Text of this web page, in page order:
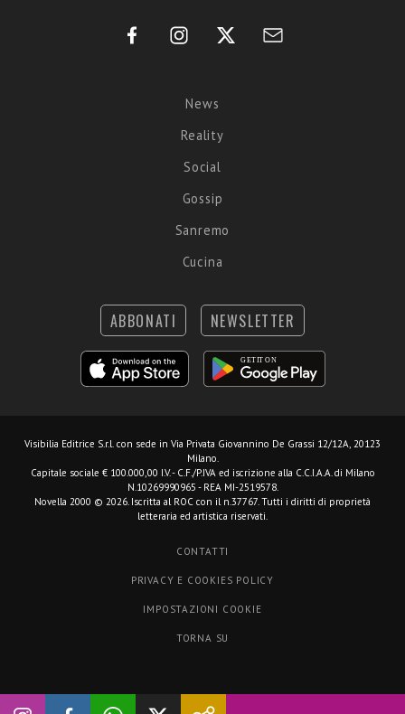
News
Reality
Social
Gossip
Sanremo
Cucina
ABBONATI NEWSLETTER
Visibilia Editrice S.r.l. con sede in Via Privata Giovannino De Grassi 12/12A, 20123
Milano.
Capitale sociale € 100.000,00 I.V. - C.F./P.IVA ed iscrizione alla C.C.I.A.A. di Milano
N.10269990965 - REA MI-2519578.
Novella 2000 © 2026. Iscritta al ROC con il n.37767. Tutti i diritti di proprietà
letteraria ed artistica riservati.
CONTATTI
PRIVACY E COOKIES POLICY
IMPOSTAZIONI COOKIE
TORNA SU